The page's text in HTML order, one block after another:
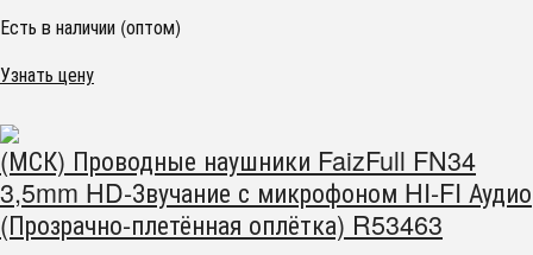
Есть в наличии (оптом)
Узнать цену
(МСК) Проводные наушники FaizFull FN34
3,5mm HD-Звучание с микрофоном HI-FI Аудио
(Прозрачно-плетённая оплётка) R53463